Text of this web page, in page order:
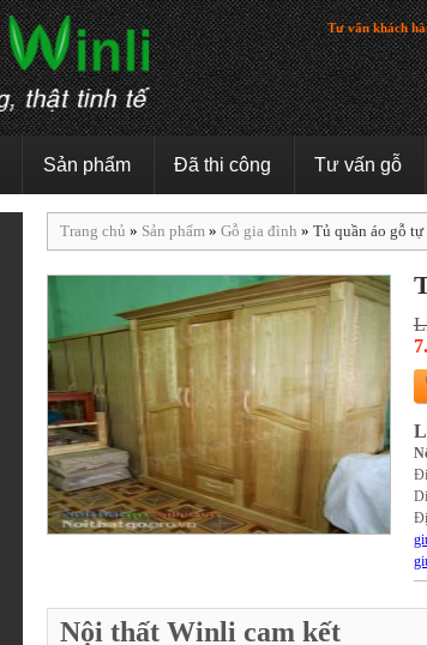
Tư vấn khách
Sản phẩm Đã thi công Tư vấn gỗ
Trang chủ » Sản phẩm » Gỗ gia đình » Tủ quần áo gỗ tự
Nội thất Winli cam kết